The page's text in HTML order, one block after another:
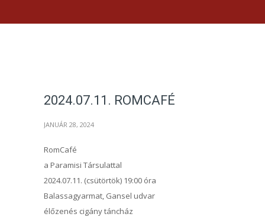
2024.07.11. ROMCAFÉ
JANUÁR 28, 2024
RomCafé
a Paramisi Társulattal
2024.07.11. (csütörtök) 19:00 óra
Balassagyarmat, Gansel udvar
élőzenés cigány táncház